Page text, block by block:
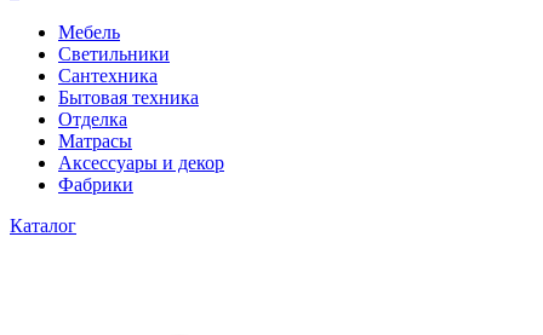
Мебель
Светильники
Сантехника
Бытовая техника
Отделка
Матрасы
Аксессуары и декор
Фабрики
Каталог